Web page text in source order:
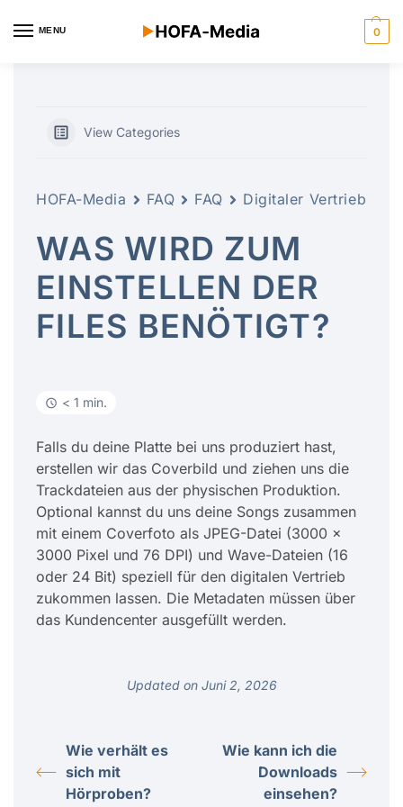
MENU 0
View Categories
HOFA-Media FAQ FAQ Digitaler Vertrieb
WAS WIRD ZUM
EINSTELLEN DER
FILES BENÖTIGT?
< 1 min.
Falls du deine Platte bei uns produziert hast,
erstellen wir das Coverbild und ziehen uns die
Trackdateien aus der physischen Produktion.
Optional kannst du uns deine Songs zusammen
mit einem Coverfoto als JPEG-Datei (3000 x
3000 Pixel und 76 DPI) und Wave-Dateien (16
oder 24 Bit) speziell für den digitalen Vertrieb
zukommen lassen. Die Metadaten müssen über
das Kundencenter ausgefüllt werden.
Updated on Juni 2, 2026
Wie verhält es
sich mit
Hörproben?
Wie kann ich die
Downloads
einsehen?